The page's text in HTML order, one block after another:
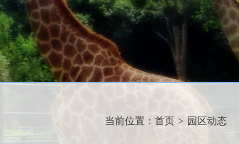
当前位置： 首页 > 园区动态